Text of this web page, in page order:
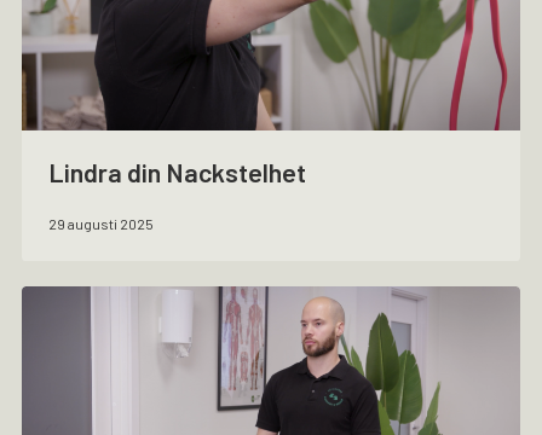
Lindra din Nackstelhet
29 augusti 2025